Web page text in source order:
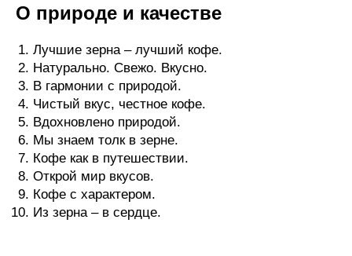
О природе и качестве
Лучшие зерна – лучший кофе.
Натурально. Свежо. Вкусно.
В гармонии с природой.
Чистый вкус, честное кофе.
Вдохновлено природой.
Мы знаем толк в зерне.
Кофе как в путешествии.
Открой мир вкусов.
Кофе с характером.
Из зерна – в сердце.